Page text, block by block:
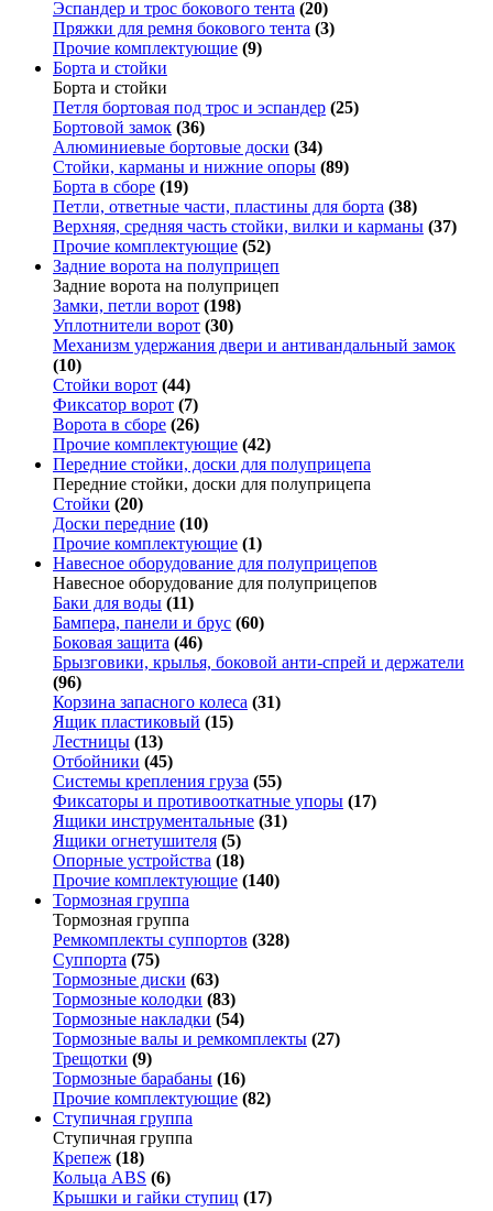
Эспандер и трос бокового тента (20)
Пряжки для ремня бокового тента (3)
Прочие комплектующие (9)
Борта и стойки
Борта и стойки
Петля бортовая под трос и эспандер (25)
Бортовой замок (36)
Алюминиевые бортовые доски (34)
Стойки, карманы и нижние опоры (89)
Борта в сборе (19)
Петли, ответные части, пластины для борта (38)
Верхняя, средняя часть стойки, вилки и карманы (37)
Прочие комплектующие (52)
Задние ворота на полуприцеп
Задние ворота на полуприцеп
Замки, петли ворот (198)
Уплотнители ворот (30)
Механизм удержания двери и антивандальный замок
(10)
Стойки ворот (44)
Фиксатор ворот (7)
Ворота в сборе (26)
Прочие комплектующие (42)
Передние стойки, доски для полуприцепа
Передние стойки, доски для полуприцепа
Стойки (20)
Доски передние (10)
Прочие комплектующие (1)
Навесное оборудование для полуприцепов
Навесное оборудование для полуприцепов
Баки для воды (11)
Бампера, панели и брус (60)
Боковая защита (46)
Брызговики, крылья, боковой анти-спрей и держатели
(96)
Корзина запасного колеса (31)
Ящик пластиковый (15)
Лестницы (13)
Отбойники (45)
Системы крепления груза (55)
Фиксаторы и противооткатные упоры (17)
Ящики инструментальные (31)
Ящики огнетушителя (5)
Опорные устройства (18)
Прочие комплектующие (140)
Тормозная группа
Тормозная группа
Ремкомплекты суппортов (328)
Суппорта (75)
Тормозные диски (63)
Тормозные колодки (83)
Тормозные накладки (54)
Тормозные валы и ремкомплекты (27)
Трещотки (9)
Тормозные барабаны (16)
Прочие комплектующие (82)
Ступичная группа
Ступичная группа
Крепеж (18)
Кольца ABS (6)
Крышки и гайки ступиц (17)